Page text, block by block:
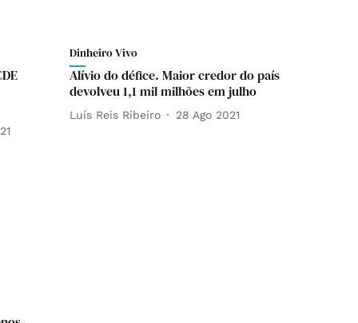
Dinheiro Vivo
Alívio do défice. Maior credor do país
devolveu 1,1 mil milhões em julho
Luís Reis Ribeiro 28 Ago 2021